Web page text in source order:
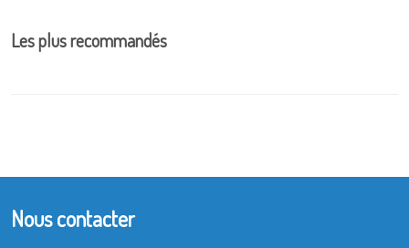
Les plus recommandés
Nous contacter